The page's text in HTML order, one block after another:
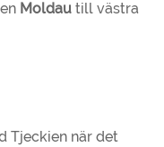
Moldau till västra
Tjeckien när det